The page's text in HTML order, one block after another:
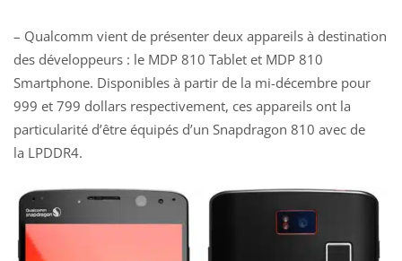
– Qualcomm vient de présenter deux appareils à destination
des développeurs : le MDP 810 Tablet et MDP 810
Smartphone. Disponibles à partir de la mi-décembre pour
999 et 799 dollars respectivement, ces appareils ont la
particularité d’être équipés d’un Snapdragon 810 avec de
la LPDDR4.